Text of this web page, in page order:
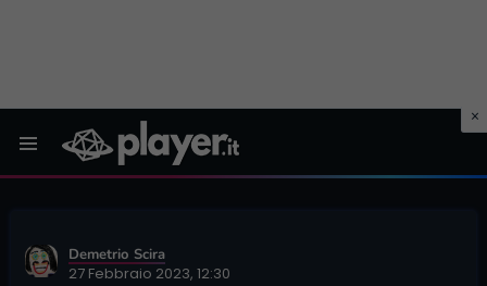
Demetrio Scira
27 Febbraio 2023, 12:30